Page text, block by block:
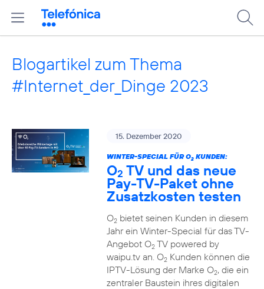
Blogartikel zum Thema
#Internet_der_Dinge 2023
15. Dezember 2020
WINTER-SPECIAL FÜR O2KUNDEN:
O2 TV und das neue
Pay-TV-Paket ohne
Zusatzkosten testen
O2bietet seinen Kunden in diesem
Jahr ein Winter-Special für das TV-
Angebot O2TV powered by
waipu.tv an. O2Kunden können die
IPTV-Lösung der Marke O2, die ein
zentraler Baustein ihres digitalen